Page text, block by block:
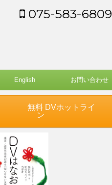
075-583-6809
English お問い合わせ
無料 DVホットライ
ン